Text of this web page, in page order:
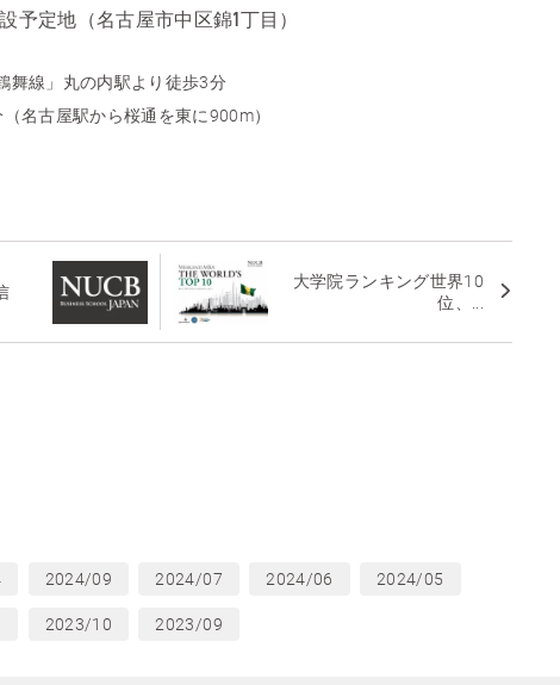
予定地（名古屋市中区錦1丁目）
舞線」丸の内駅より徒歩3分
名古屋駅から桜通を東に900m）
大学院ランキング世界10
位、...
2024/09 2024/07 2024/06 2024/05
2023/10 2023/09